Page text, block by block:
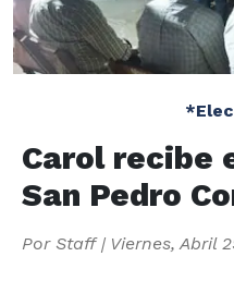
Carol recibe
San Pedro
Por Staff| Viernes, Abril